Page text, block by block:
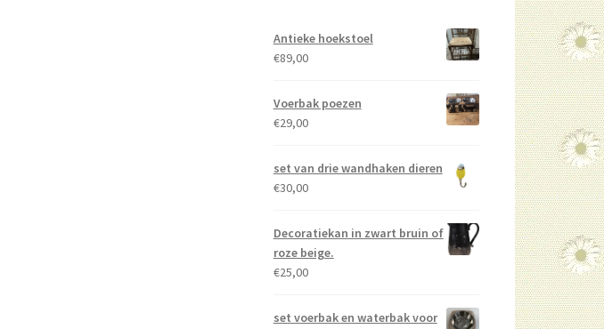
Antieke hoekstoel
€89,00
Voerbak poezen
€29,00
set van drie wandhaken dieren
€30,00
Decoratiekan in zwart bruin of
roze beige.
€25,00
set voerbak en waterbak voor